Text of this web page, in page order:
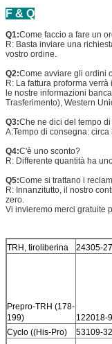
F & Q
Q1:Come faccio a fare un
R: Basta inviare una
vostro ordine.
Q2:Come avviare gli ordini
R: La fattura proforma
le nostre informazioni
Trasferimento), Western
Q3:Che ne dici del tempo
A:Tempo di consegna:
Q4:C'è uno sconto?
R: Differente quantità ha
Q5:Come si trattano i
R: Innanzitutto, il nostro
zero.
Vi invieremo merci gratuite
TRH, tiroliberina 24305-
Prepro-TRH (178-
199)
122018-
Cyclo ((His-Pro)
53109-